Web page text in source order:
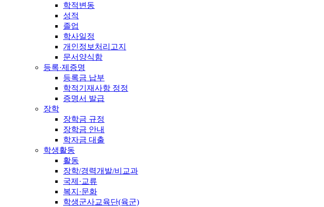
학적변동
성적
졸업
학사일정
개인정보처리고지
문서양식함
등록·제증명
등록금 납부
학적기재사항 정정
증명서 발급
장학
장학금 규정
장학금 안내
학자금 대출
학생활동
활동
장학/경력개발/비교과
국제·교류
복지·문화
학생군사교육단(육군)